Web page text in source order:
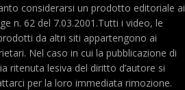
considerarsi un prodotto editoriale ai
n. 62 del 7.03.2001.Tutti i video, le
da altri siti appartengono ai
Nel caso in cui la pubblicazione di
ritenuta lesiva del diritto d’autore si
per la loro immediata rimozione.